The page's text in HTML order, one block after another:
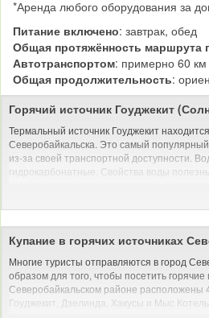
*Аренда любого оборудования за
Питание включено: завтрак, обед
Общая протяжённость маршрута
Автотранспортом: примерно 60
Общая продолжительность:
Горячий источник Гоуджекит
Термальный источник Гоуджекит
Северобайкальска. Это самый
из-за своей транспортной доступности.
гидрокарбонатные. Свойства воды
организма, наилучшим образом влияют
Купание в горячих источниках
Многие туристы отправляются в город
образом для того, чтобы посетить горячие
Северобайкальском районе расположены
Гоуджекит, Дзелинда, Хакусы и Мыс